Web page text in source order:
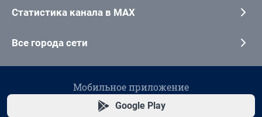
Статистика канала в MAX
Все города сети
Мобильное приложение
Google Play